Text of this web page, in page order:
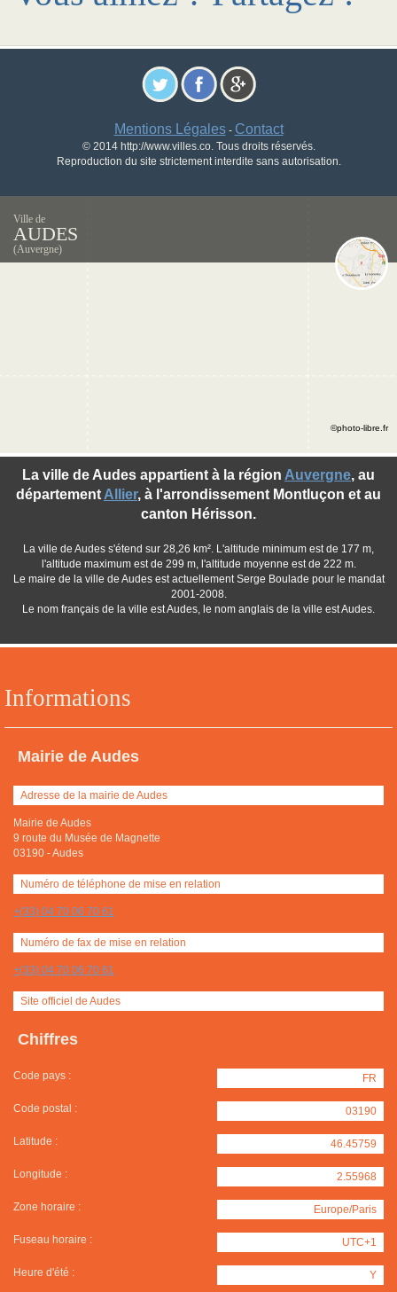
Mentions Légales- Contact
© 2014 http://www.villes.co. Tous droits réservés.
Reproduction du site strictement interdite sans autorisation.
Ville de
AUDES
(Auvergne)
Informations
Mairie de Audes
Adresse de la mairie de Audes
Mairie de Audes
9 route du Musée de Magnette
03190 -Audes
Numéro de téléphone de mise en relation
+(33) 04 70 06 70 61
Numéro de fax de mise en relation
+(33) 04 70 06 70 61
Site officiel de Audes
Chiffres
Code pays : FR
Code postal : 03190
Latitude : 46.45759
Longitude : 2.55968
Zone horaire : Europe/Paris
Fuseau horaire : UTC+1
Heure d'été : Y
La ville de Audes appartient à la région Auvergne, au
département Allier, à l'arrondissement Montluçon et au
canton Hérisson.
La ville de Audes s'étend sur 28,26 km². L'altitude minimum est de 177 m,
l'altitude maximum est de 299 m, l'altitude moyenne est de 222 m.
Le maire de la ville de Audes est actuellement Serge Boulade pour le mandat
2001-2008.
Le nom français de la ville est Audes, le nom anglais de la ville est Audes.
©photo-libre.fr